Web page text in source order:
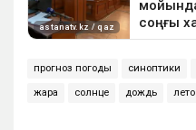
прогноз погоды синоптики
жара солнце дождь лето